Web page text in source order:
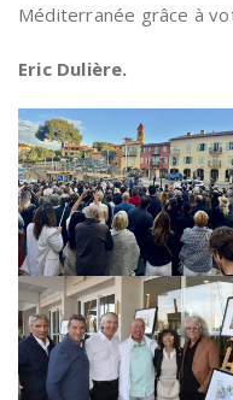
Méditerranée grâce à
Eric Dulière.